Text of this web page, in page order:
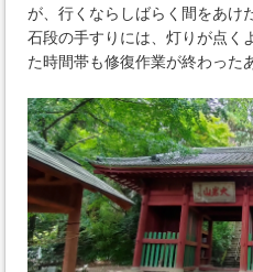
が、行くならしばらく間をあけ
石段の手すりには、灯りが点く
た時間帯も修復作業が終わった